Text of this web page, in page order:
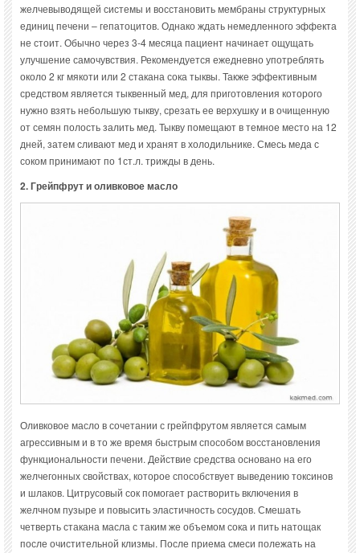
желчевыводящей системы и восстановить мембраны структурных
единиц печени – гепатоцитов. Однако ждать немедленного эффекта
не стоит. Обычно через 3-4 месяца пациент начинает ощущать
улучшение самочувствия. Рекомендуется ежедневно употреблять
около 2 кг мякоти или 2 стакана сока тыквы. Также эффективным
средством является тыквенный мед, для приготовления которого
нужно взять небольшую тыкву, срезать ее верхушку и в очищенную
от семян полость залить мед. Тыкву помещают в темное место на 12
дней, затем сливают мед и хранят в холодильнике. Смесь меда с
соком принимают по 1ст.л. трижды в день.
2. Грейпфрут и оливковое масло
Оливковое масло в сочетании с грейпфрутом является самым
агрессивным и в то же время быстрым способом восстановления
функциональности печени. Действие средства основано на его
желчегонных свойствах, которое способствует выведению токсинов
и шлаков. Цитрусовый сок помогает растворить включения в
желчном пузыре и повысить эластичность сосудов. Смешать
четверть стакана масла с таким же объемом сока и пить натощак
после очистительной клизмы. После приема смеси полежать на